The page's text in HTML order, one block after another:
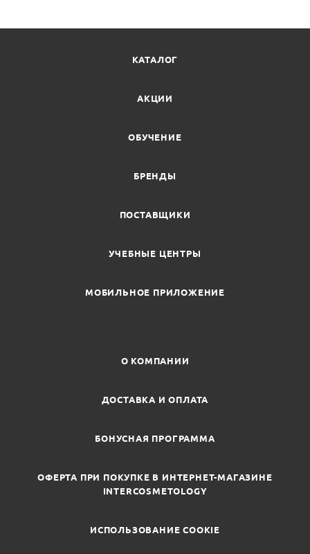
КАТАЛОГ
АКЦИИ
ОБУЧЕНИЕ
БРЕНДЫ
ПОСТАВЩИКИ
УЧЕБНЫЕ ЦЕНТРЫ
МОБИЛЬНОЕ ПРИЛОЖЕНИЕ
О КОМПАНИИ
ДОСТАВКА И ОПЛАТА
БОНУСНАЯ ПРОГРАММА
ОФЕРТА ПРИ ПОКУПКЕ В ИНТЕРНЕТ-МАГАЗИНЕ
INTERCOSMETOLOGY
ИСПОЛЬЗОВАНИЕ COOKIE